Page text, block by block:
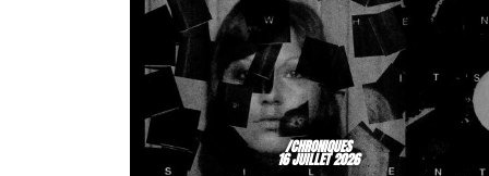
/CHRONIQUES
16 JUILLET 2026